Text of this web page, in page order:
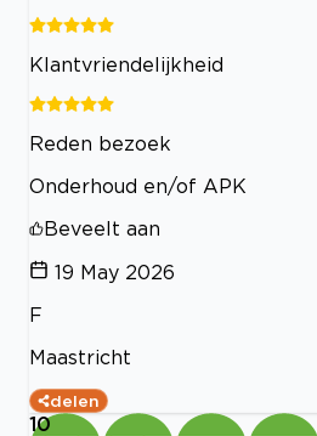
Klantvriendelijkheid
Reden bezoek
Onderhoud en/of APK
Beveelt aan
19 May 2026
F
Maastricht
delen
10